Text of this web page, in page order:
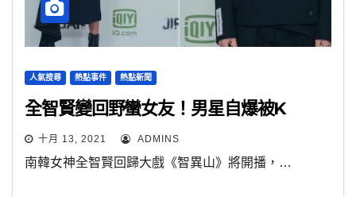
人氣搜尋 熱點事件 熱點新聞
全智賢變回野蠻女友！男星自爆被K
十月 13, 2021 ADMINS
南韓女神全智賢回歸大戲《智異山》將開播，…